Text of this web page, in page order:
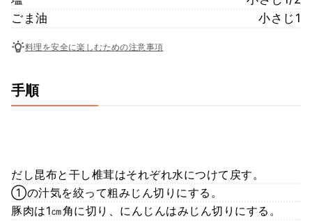
ごま油
小さじ1
料理を安全に楽しむための注意事項
手順
だし昆布と干し椎茸はそれぞれ水につけて戻す。
①の汁気を絞って粗みじん切りにする。
豚肉は1㎝角に切り、にんじんはみじん切りにする。